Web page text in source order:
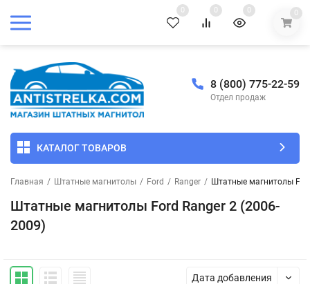
0 0 0 0
8 (800) 775-22-59
Отдел продаж
КАТАЛОГ ТОВАРОВ
Главная / Штатные магнитолы / Ford / Ranger / Штатные магнитолы
Штатные магнитолы Ford Ranger 2 (2006-
2009)
Дата добавления